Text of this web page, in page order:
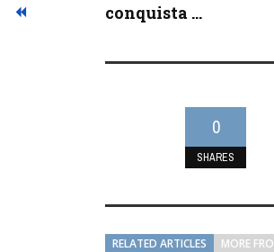
conquista ...
0
SHARES
RELATED ARTICLES MORE